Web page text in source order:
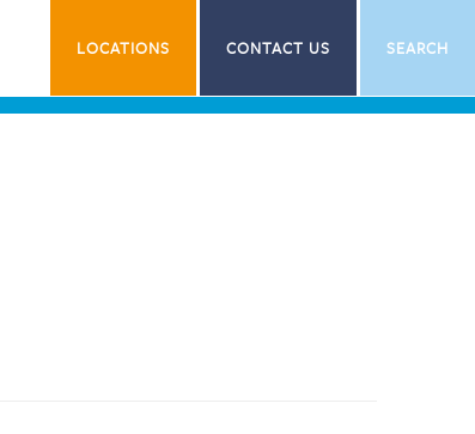
LOCATIONS CONTACT US
SEARCH